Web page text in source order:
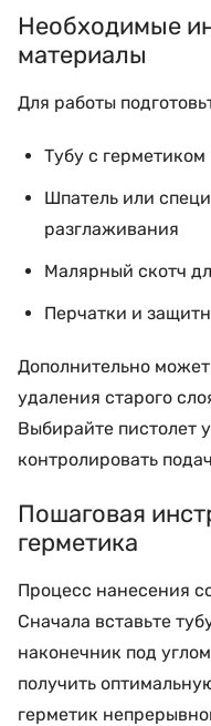
Необходимые
материалы
Для работы
Тубу с
Шпатель или
разглаживания
Малярный скотч
Перчатки и
Дополнительно
удаления старого
Выбирайте пистолет
контролировать
Пошаговая
герметика
Процесс нанесения
Сначала вставьте
наконечник под
получить
герметик